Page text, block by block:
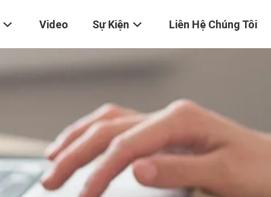
Video Sự Kiện Liên Hệ Chúng Tôi